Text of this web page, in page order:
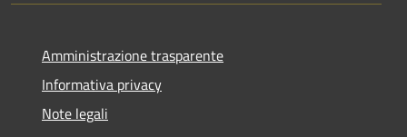
Amministrazione trasparente
Informativa privacy
Note legali